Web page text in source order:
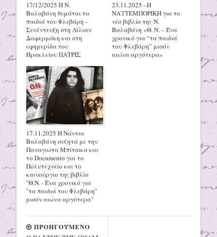
17/12/2025 H N.
Βαλαβάνη θυμάται τα
παιδιά του Φλεβάρη -
Συνέντευξη στη Λίλιαν
Δαφερμάκη και στη
εφημερίδα του
Ηρακλείου ΠΑΤΡΙΣ
23.11.2025 - Η
ΝΑΥΤΕΜΠΟΡΙΚΗ για το
νέο βιβλίο της Ν.
Βαλαβάνη «Θ. Ν. – Ένα
χρονικό για “τα παιδιά
του Φλεβάρη” μισόν
αιώνα αργότερα»
17.11.2025 Η Νάντια
Βαλαβάνη συζητά με την
Παναγιώτα Μπίτσικα και
το Documento για το
Πολυτεχνείο και το
καινούργιο της βιβλίο
"Θ.Ν. - Ένα χρονικό για
"τα παιδιά του Φλεβάρη"
μισόν αιώνα αργότερα"
ΠΡΟΗΓΟΥΜΕΝΟ